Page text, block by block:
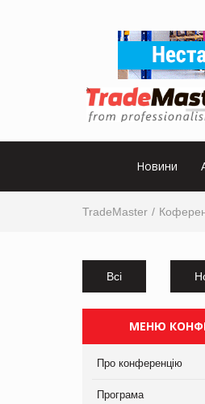
Новини
TradeMaster
Всі
МЕНЮ
Про конференцію
Програма